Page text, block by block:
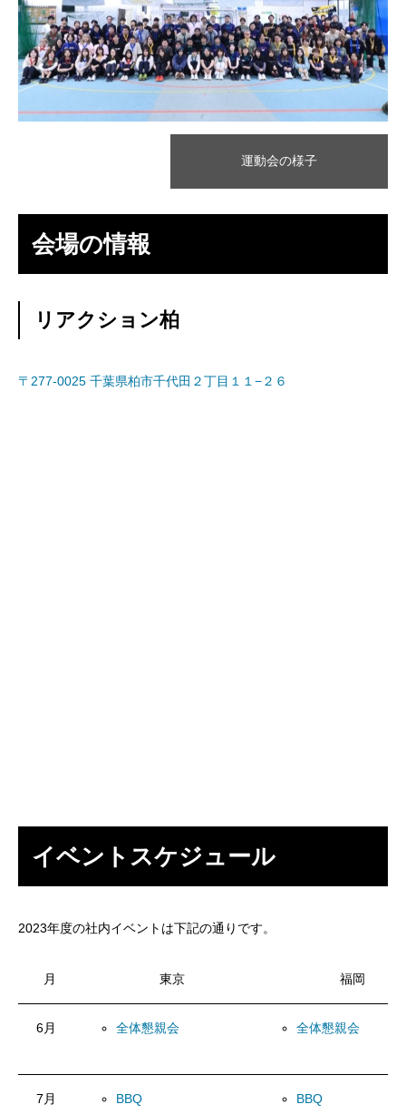
運動会の様子
会場の情報
リアクション柏
〒277-0025 千葉県柏市千代田２丁目１１−２６
イベントスケジュール
2023年度の社内イベントは下記の通りです。
月 東京 福岡
6月 全体懇親会 全体懇親会
7月 BBQ BBQ